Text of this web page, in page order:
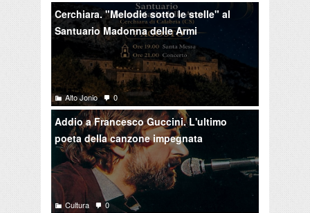
Cerchiara. "Melodie sotto le stelle" al
Santuario Madonna delle Armi
Alto Jonio 0
Addio a Francesco Guccini. L'ultimo
poeta della canzone impegnata
Cultura 0